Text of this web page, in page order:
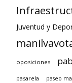
Juventud y
oposiciones
pasarela paseo